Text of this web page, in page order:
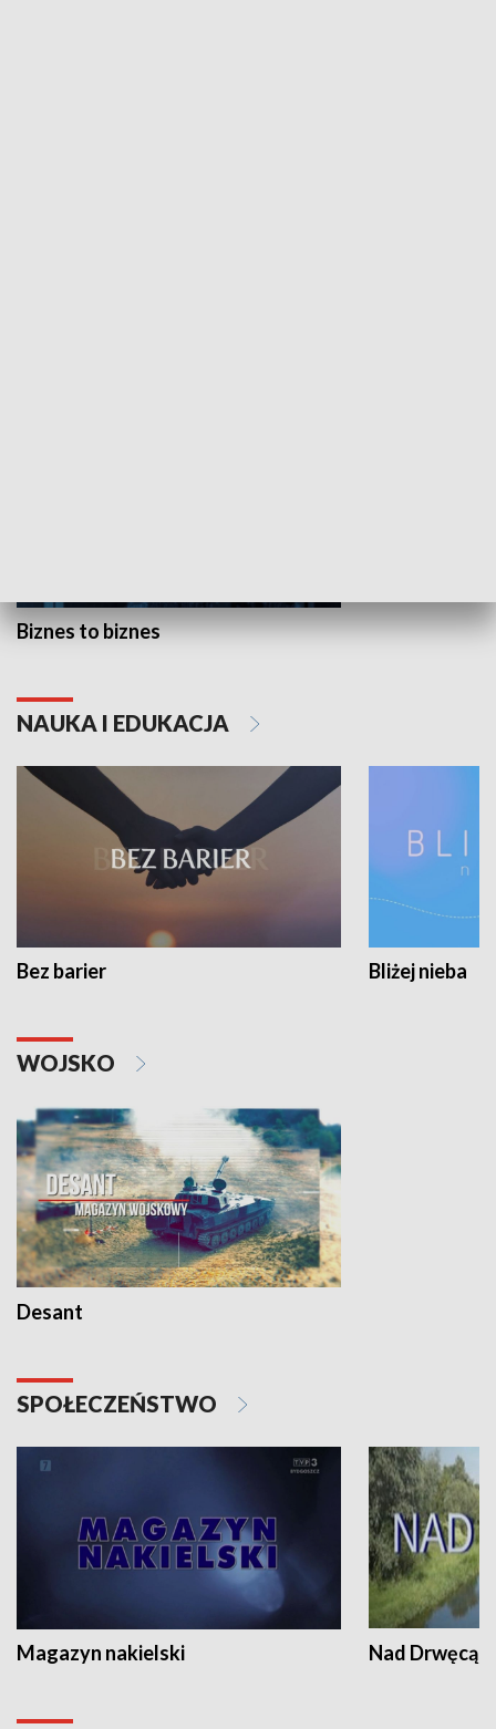
Biznes to biznes
NAUKA I EDUKACJA
Bez barier Bliżej nieba
WOJSKO
Desant
SPOŁECZEŃSTWO
Magazyn nakielski Nad Drwęcą